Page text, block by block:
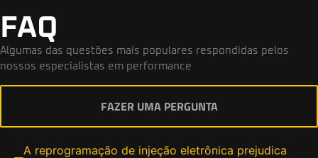
FAQ
Algumas das questões mais populares respondidas pelos
nossos especialistas em performance
FAZER UMA PERGUNTA
A reprogramação de injeção eletrônica prejudica